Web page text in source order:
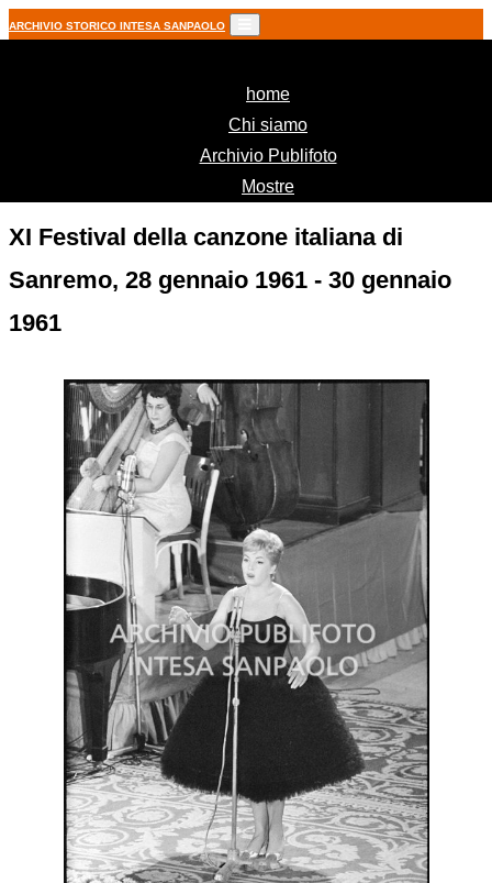
ARCHIVIO STORICO INTESA SANPAOLO
home(current)
Chi siamo
Archivio Publifoto
Mostre
XI Festival della canzone italiana di
Sanremo, 28 gennaio 1961 - 30 gennaio
1961